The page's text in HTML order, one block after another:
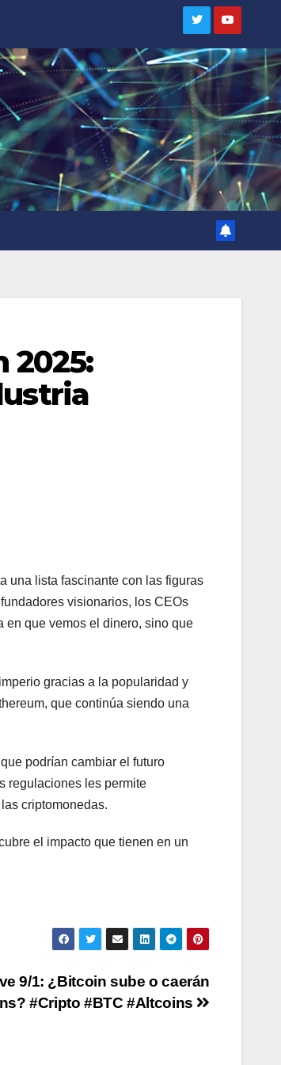
2025:
una lista fascinante con las figuras
visionarios, los CEOs
en que vemos el dinero, sino que
gracias a la popularidad y
que continúa siendo una
podrían cambiar el futuro
regulaciones les permite
criptomonedas.
el impacto que tienen en un
9/1: ¿Bitcoin sube o caerán
#Cripto #BTC #Altcoins